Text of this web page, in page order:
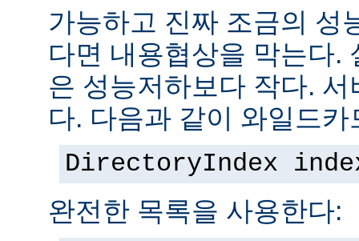
가능하고 진짜 조금의 성
다면 내용협상을 막는다.
은 성능저하보다 작다.
다. 다음과 같이 와일드
DirectoryIndex
완전한 목록을 사용한다: